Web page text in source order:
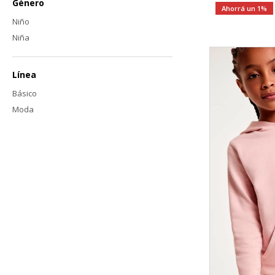
1
Género
Niño
Niña
Línea
Básico
Moda